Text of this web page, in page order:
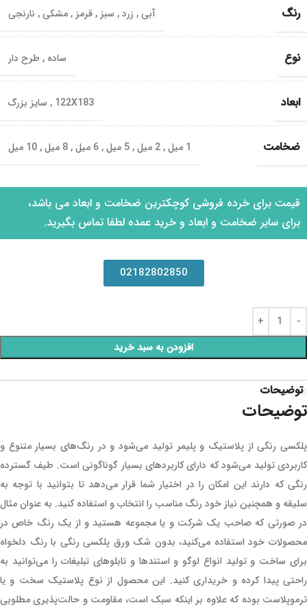
رنگ آبی, زرد, سبز ,قرمز ,مشکی, نارنجی
نوع ساده , طرح دار
ابعاد 122X183
, سایز بزرگ
ضخامت 1 میل ,2 میل ,5 میل ,6 میل ,8 میل ,10 میل
قیمت برای خرده فروشی کوچکترین ضخامت و ابعاد می باشد،
برای سایر ضخامت و ابعاد و خرید عمده لطفا تماس بگیرید.
02182802850
افزودن به سبد خرید
توضیحات
توضیحات
پلکسی رنگی از پلاستیک و پلیمر تولید می‌شود و در رنگ‌های بسیار متنوع و
کاربردی تولید می‌شود که دارای کاربردهای بسیار گوناگونی است. طیف گسترده
رنگی که دارند این امکان را در اختیار شما قرار می‌دهد تا بتوانید با توجه به
سلیقه و همچنین نیاز خود رنگ مناسب را انتخاب و استفاده کنید. به عنوان مثال
در صورتی که صاحب یک شرکت و یا مجموعه هستید و از یک رنگ خاص در
محصولات خود استفاده می‌کنید، بدون شک ورق پلکسی رنگی با رنگ دلخواه
برای ساخت و تولید انواع لوگو و استندها و تابلوهای تبلیغات را می‌توانید به
راحتی پیدا کرده و خریداری کنید. این محصول از نوع پلاستیک سخت و یا
ترموپلاست بوده که علاوه بر اینکه سبک است، مقاومت و حالت‌پذیری مطلوبی